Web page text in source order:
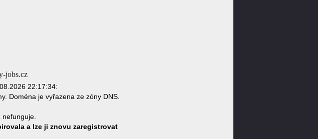
jobs.cz
22:17:34:
Doména je vyřazena ze zóny DNS.
a lze ji znovu zaregistrovat